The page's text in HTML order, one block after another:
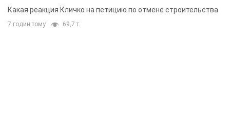
небоскреба "московского верующего"
Какая реакция Кличко на петицию по отмене строительства
7 годин тому 69,7 т.